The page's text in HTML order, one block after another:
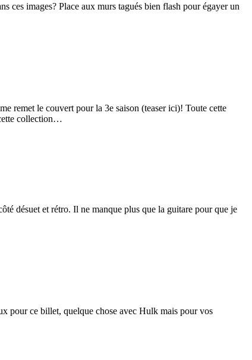
ces images? Place aux murs tagués bien flash pour égayer un
remet le couvert pour la 3e saison (teaser ici)! Toute cette
collection…
désuet et rétro. Il ne manque plus que la guitare pour que je
pour ce billet, quelque chose avec Hulk mais pour vos